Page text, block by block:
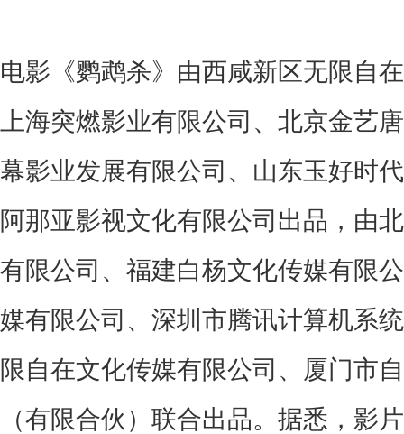
电影 《鹦鹉杀》 由西咸新区无限自
上海突燃影业有限公司 、 北京金艺
幕影业发展有限公司 、 山东玉好时
阿那亚影视文化有限公司出品 ， 由
有限公司 、 福建白杨文化传媒有限
媒有限公司 、 深圳市腾讯计算机系
限自在文化传媒有限公司 、 厦门市
（有限合伙）联合出品。 据悉 ， 影